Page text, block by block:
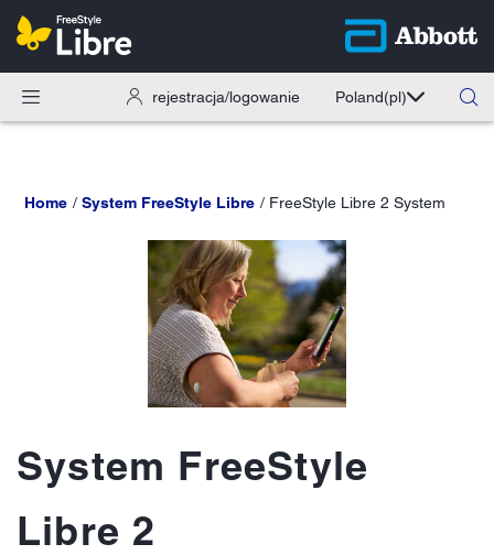
rejestracja/logowanie Poland(pl)
Home System FreeStyle Libre FreeStyle Libre 2 System
System FreeStyle
Libre 2